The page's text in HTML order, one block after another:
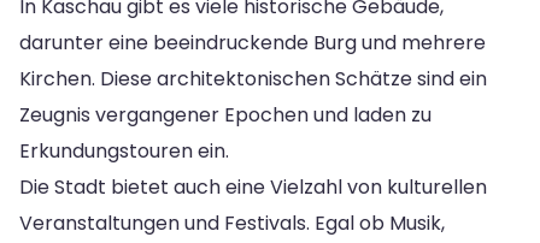
In Kaschau gibt es viele historische Gebäude,
darunter eine beeindruckende Burg und mehrere
Kirchen. Diese architektonischen Schätze sind ein
Zeugnis vergangener Epochen und laden zu
Erkundungstouren ein.
Die Stadt bietet auch eine Vielzahl von kulturellen
Veranstaltungen und Festivals. Egal ob Musik,